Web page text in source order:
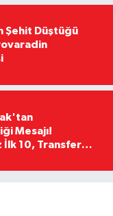
Şehit Düştüğü
Mesajı!
10, Transfer